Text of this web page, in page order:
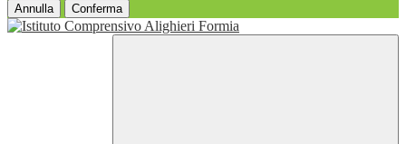
Annulla Conferma